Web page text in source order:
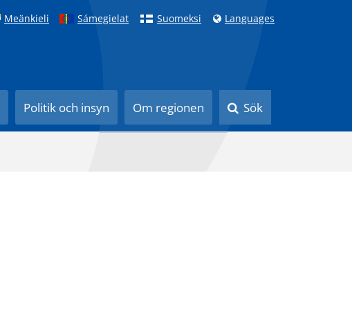
Meänkieli Sámegielat Suomeksi Languages
Politik och insyn Om regionen Sök